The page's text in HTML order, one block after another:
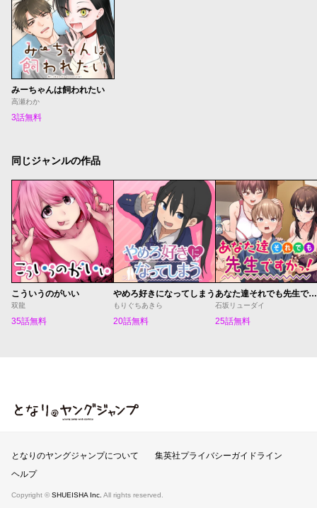
みーちゃんは飼われたい
高瀬わか
3話無料
同じジャンルの作品
こういうのがいい
双龍
35話無料
やめろ好きになってしまう
もりぐちあきら
20話無料
あなた達それでも先生ですかっ！
石坂リューダイ
25話無料
となりのヤングジャンプ
となりのヤングジャンプについて
集英社プライバシーガイドライン
ヘルプ
Copyright © SHUEISHA Inc. All rights reserved.